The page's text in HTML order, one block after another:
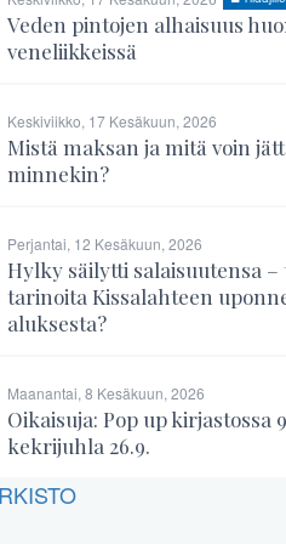
Veden pintojen alhaisuus
veneliikkeissä
Keskiviikko, 17 Kesäkuun, 2026
Mistä maksan ja mitä voin
minnekin?
Perjantai, 12 Kesäkuun, 2026
Hylky säilytti salaisuutensa –
tarinoita Kissalahteen
aluksesta?
Maanantai, 8 Kesäkuun, 2026
Oikaisuja: Pop up kirjastossa
kekrijuhla 26.9.